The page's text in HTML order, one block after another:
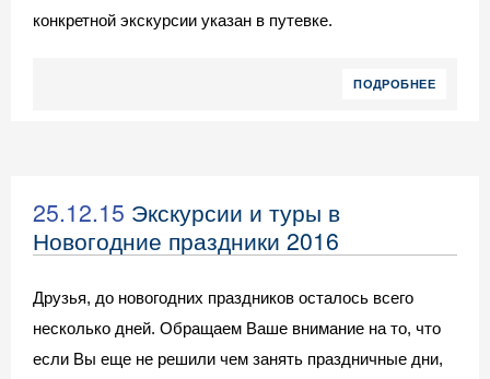
конкретной экскурсии указан в путевке.
ПОДРОБНЕЕ
25.12.15 Экскурсии и туры в
Новогодние праздники 2016
Друзья, до новогодних праздников осталось всего
несколько дней. Обращаем Ваше внимание на то, что
если Вы еще не решили чем занять праздничные дни,